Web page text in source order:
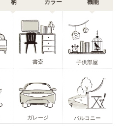
柄 カラー 機能
書斎 子供部屋
ガレージ バルコニー